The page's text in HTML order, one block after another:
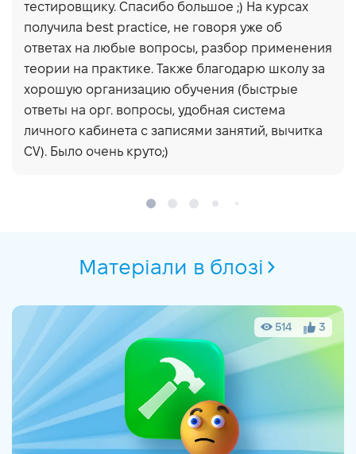
тестировщику. Спасибо большое ;) На курсах
получила best practice, не говоря уже об
ответах на любые вопросы, разбор применения
теории на практике. Также благодарю школу за
хорошую организацию обучения (быстрые
ответы на орг. вопросы, удобная система
личного кабинета с записями занятий, вычитка
CV). Было очень круто;)
Матеріали в блозі
514 3